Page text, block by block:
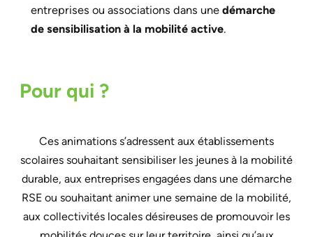
entreprises ou associations dans une démarche
de sensibilisation à la mobilité active.
Pour qui ?
Ces animations s’adressent aux établissements
scolaires souhaitant sensibiliser les jeunes à la mobilité
durable, aux entreprises engagées dans une démarche
RSE ou souhaitant animer une semaine de la mobilité,
aux collectivités locales désireuses de promouvoir les